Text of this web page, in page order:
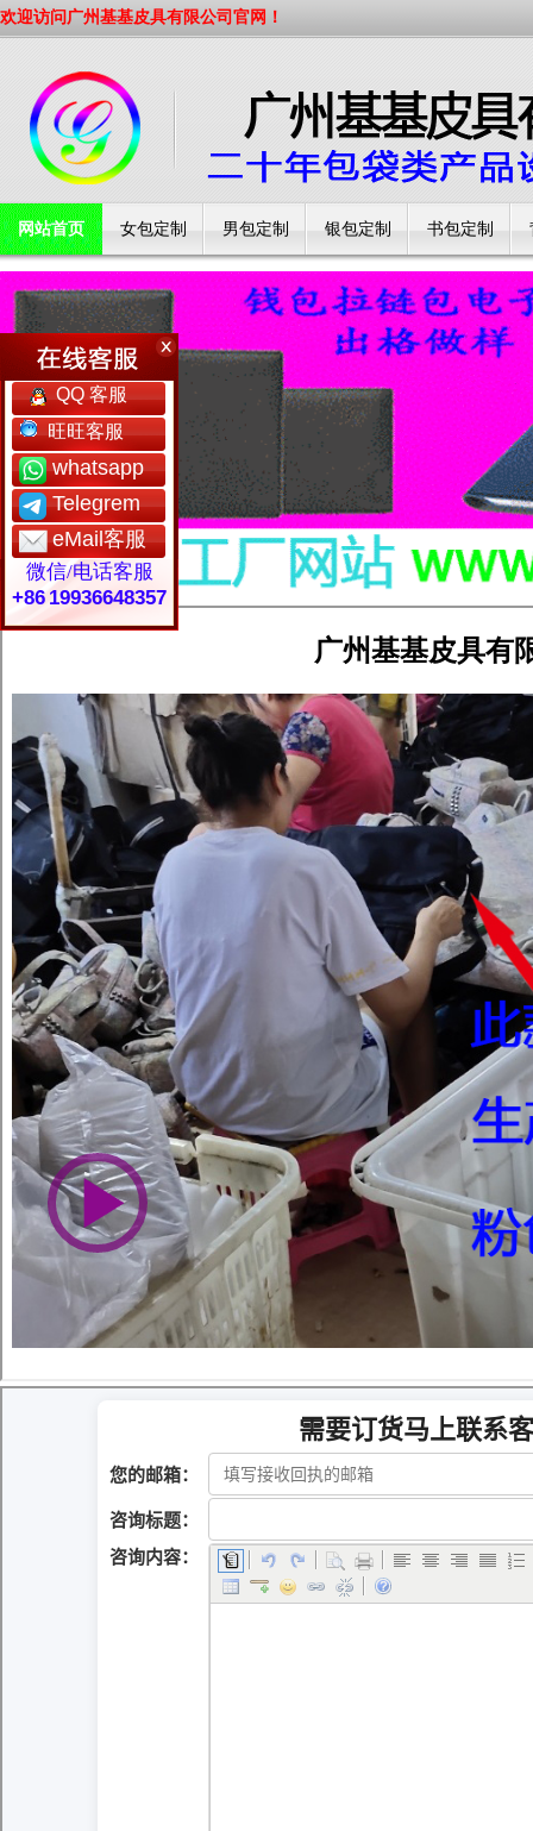
欢迎访问广州基基皮具有限公司官网！
网站首页 女包定制 男包定制 银包定制 书包定制
工厂简介
QQ 客服
旺旺客服
whatsapp
Telegrem
eMail客服
微信/电话客服
+86 19936648357